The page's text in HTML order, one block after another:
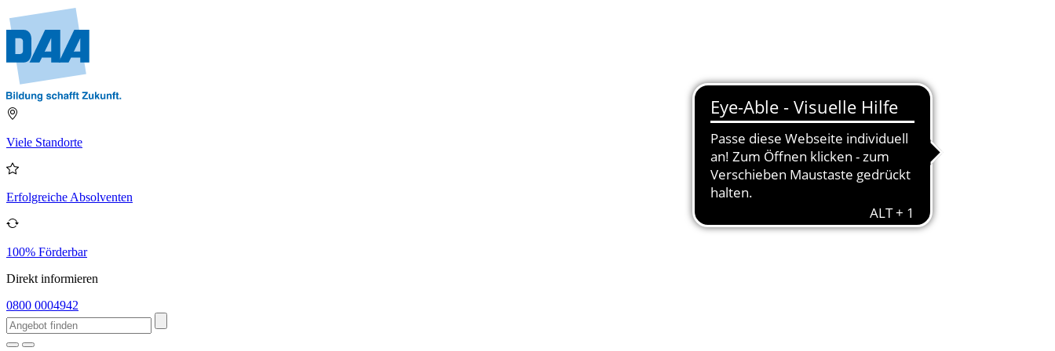
Viele Standorte
Erfolgreiche Absolventen
100% Förderbar
Direkt informieren
0800 0004942